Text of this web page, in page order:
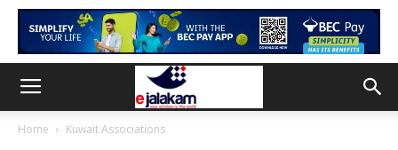
Home Kuwait Associations